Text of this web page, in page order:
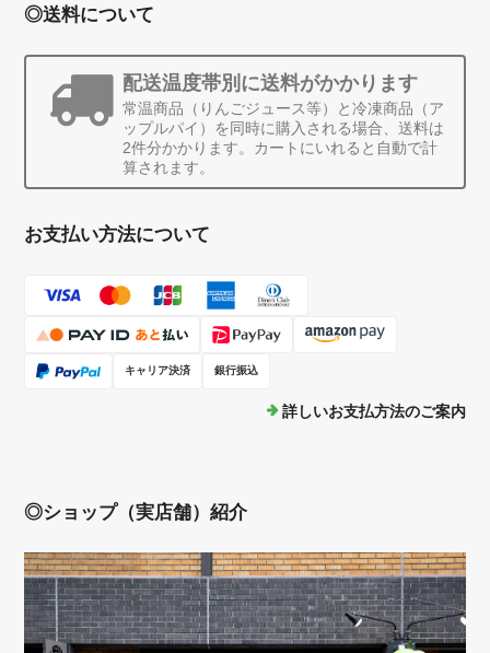
◎送料について
配送温度帯別に送料がかかります
常温商品（りんごジュース等）と冷凍商品（ア
ップルパイ）を同時に購入される場合、送料は
2件分かかります。カートにいれると自動で計
算されます。
お支払い方法について
キャリア決済 銀行振込
詳しいお支払方法のご案内
◎ショップ（実店舗）紹介